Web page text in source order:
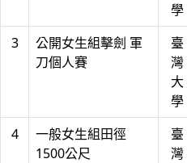
學
3
公開女生組擊劍 軍
刀個人賽
臺
灣
大
學
4
一般女生組田徑
1500公尺
臺
灣